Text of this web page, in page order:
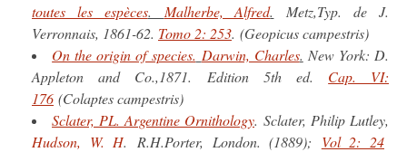
toutes les espèces. Malherbe, Alfred.
Metz,Typ. de J.
Verronnais, 1861-62. Tomo 2: 253. (Geopicus campestris)
On the origin of species. Darwin, Charles. New York: D.
Appleton and Co.,1871. Edition 5th ed. Cap. VI:
176(Colaptes campestris)
Sclater, PL. Argentine Ornithology. Sclater, Philip Lutley,
Hudson, W. H. R.H.Porter, London. (1889); Vol 2: 24